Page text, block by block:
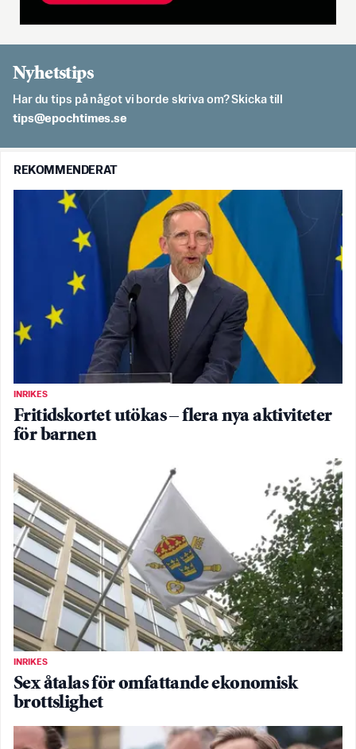
Nyhetstips
Har du tips på något vi borde skriva om? Skicka till
es.semithcope@spit
REKOMMENDERAT
INRIKES
Fritidskortet utökas – flera nya aktiviteter
för barnen
INRIKES
Sex åtalas för omfattande ekonomisk
brottslighet